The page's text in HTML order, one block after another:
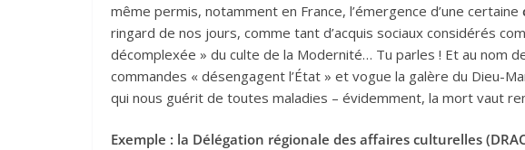
même permis, notamment en France, l’émergence d’une certaine
ringard de nos jours, comme tant d’acquis sociaux considérés
décomplexée » du culte de la Modernité… Tu parles ! Et au nom
commandes « désengagent l’État » et vogue la galère du Dieu-
qui nous guérit de toutes maladies – évidemment, la mort vaut
Exemple : la Délégation régionale des affaires culturelles